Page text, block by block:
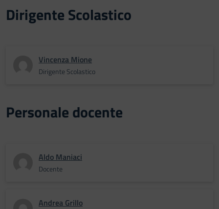
Dirigente Scolastico
Vincenza Mione
Dirigente Scolastico
Personale docente
Aldo Maniaci
Docente
Andrea Grillo